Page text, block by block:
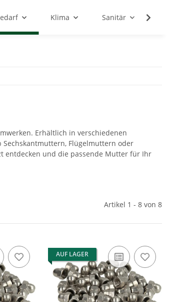
Klima Sanitär
Erhältlich in verschiedenen
Flügelmuttern oder
entdecken und die passende Mutter für Ihr
Artikel 1 - 8 von 8
AUF LAGER